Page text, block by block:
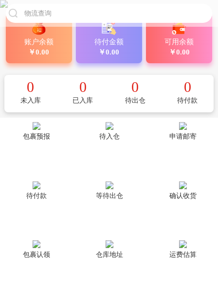
账户余额
￥0.00
待付金额
￥0.00
可用余额
￥0.00
0
未入库
0
已入库
0
待出仓
0
待付款
包裹预报 待入仓 申请邮寄
待付款 等待出仓 确认收货
包裹认领 仓库地址 运费估算